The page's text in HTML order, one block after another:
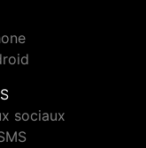
sociaux